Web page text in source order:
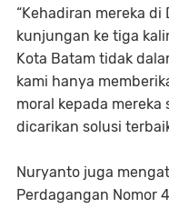
“Kehadiran mereka di
kunjungan ke tiga
Kota Batam tidak
kami hanya
moral kepada
dicarikan solusi
Nuryanto juga
Perdagangan Nomor